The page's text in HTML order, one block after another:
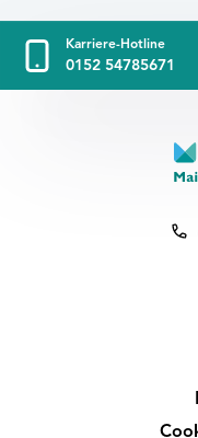
Karriere-Hotline
0152 54785671